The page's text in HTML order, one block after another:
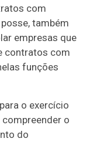
com
também
empresas que
contratos com
funções
o exercício
o
do